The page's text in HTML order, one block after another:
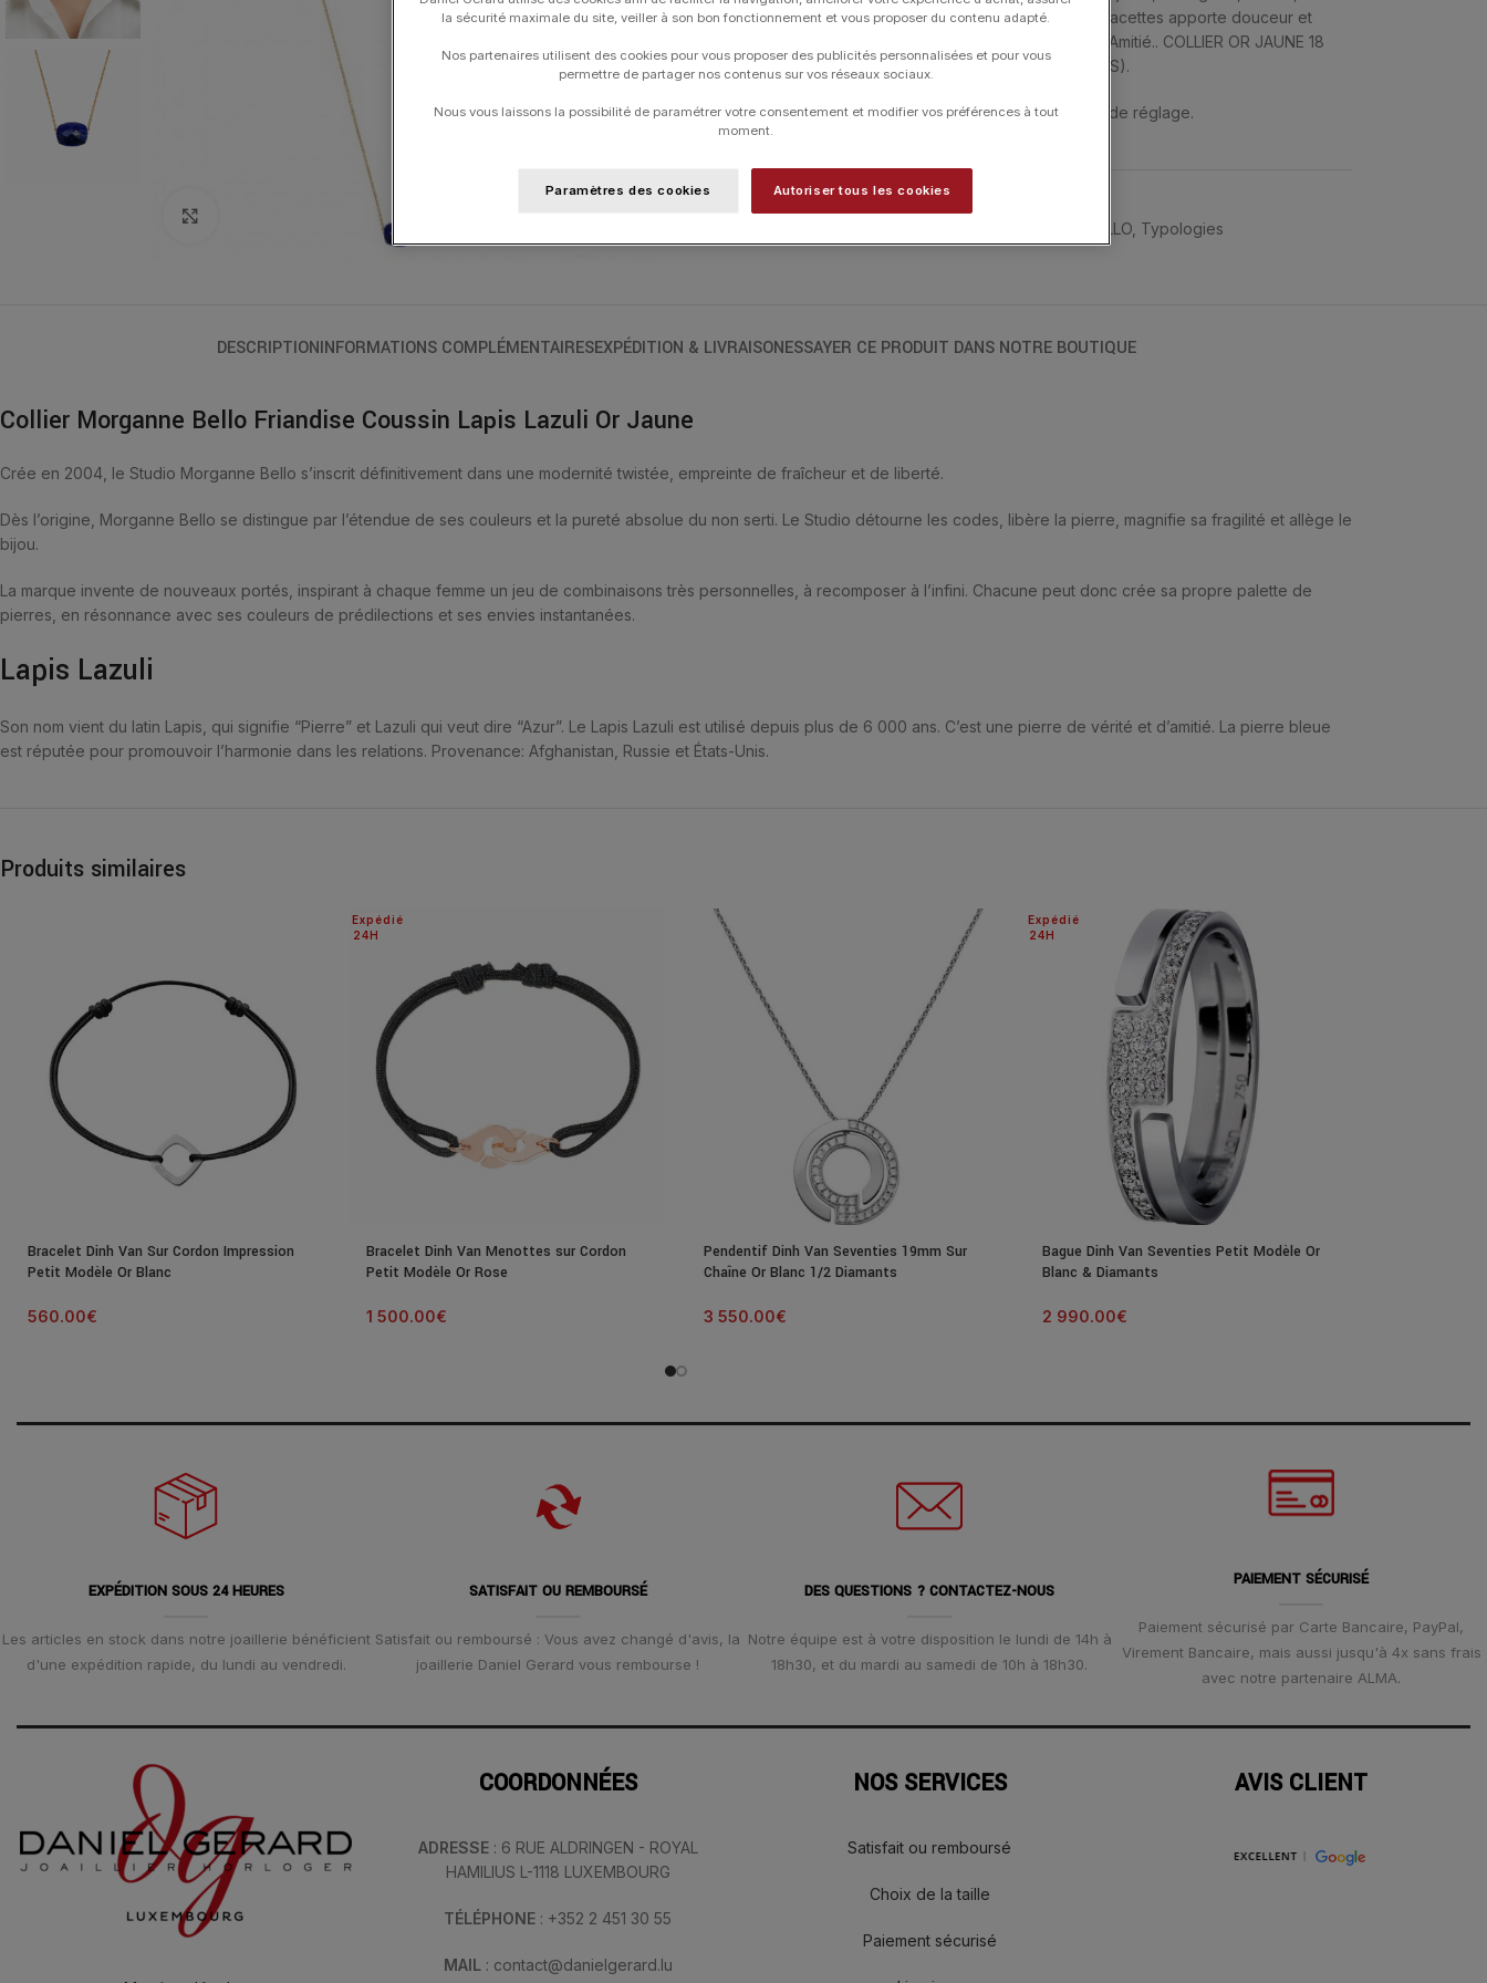
contact de la peau. La taille en « coussin » aux multiples facettes apporte douceur et
élégance. Le Lapis Lazuli est la pierre de la Vérité et de l’Amitié.. COLLIER OR JAUNE 18
CARATS ET LAPIS LAZULI MULTI-FACETTÉE (6,05 CARATS).
Les colliers ont une longueur de 42 cm et ont 3 anneaux de réglage.
MORGANNE BELLO, Typologies
DESCRIPTIONINFORMATIONS COMPLÉMENTAIRESEXPÉDITION & LIVRAISONESSAYER CE PRODUIT DANS NOTRE BOUTIQUE
Collier Morganne Bello Friandise Coussin Lapis Lazuli Or Jaune
Crée en 2004, le Studio Morganne Bello s’inscrit définitivement dans une modernité twistée, empreinte de fraîcheur et de liberté.
Dès l’origine, Morganne Bello se distingue par l’étendue de ses couleurs et la pureté absolue du non serti. Le Studio détourne les codes, libère la pierre, magnifie sa fragilité et allège le
bijou.
La marque invente de nouveaux portés, inspirant à chaque femme un jeu de combinaisons très personnelles, à recomposer à l’infini. Chacune peut donc crée sa propre palette de
pierres, en résonnance avec ses couleurs de prédilections et ses envies instantanées.
Lapis Lazuli
Son nom vient du latin Lapis, qui signifie “Pierre” et Lazuli qui veut dire “Azur”. Le Lapis Lazuli est utilisé depuis plus de 6 000 ans. C’est une pierre de vérité et d’amitié. La pierre bleue
est réputée pour promouvoir l’harmonie dans les relations. Provenance: Afghanistan, Russie et États-Unis.
Produits similaires
Bracelet Dinh Van Sur Cordon Impression
Petit Modèle Or Blanc
560.00€
24H
Expédié
Bracelet Dinh Van Menottes sur Cordon
Petit Modèle Or Rose
1 500.00€
Pendentif Dinh Van Seventies 19mm Sur
Chaîne Or Blanc 1/2 Diamants
3 550.00€
24H
Expédié
Bague Dinh Van Seventies Petit Modèle Or
Blanc & Diamants
2 990.00€
EXPÉDITION SOUS 24 HEURES
Les articles en stock dans notre joaillerie bénéficient
d'une expédition rapide, du lundi au vendredi.
SATISFAIT OU REMBOURSÉ
Satisfait ou remboursé : Vous avez changé d'avis, la
joaillerie Daniel Gerard vous rembourse !
DES QUESTIONS ? CONTACTEZ-NOUS
Notre équipe est à votre disposition le lundi de 14h à
18h30, et du mardi au samedi de 10h à 18h30.
PAIEMENT SÉCURISÉ
Paiement sécurisé par Carte Bancaire, PayPal,
Virement Bancaire, mais aussi jusqu'à 4x sans frais
avec notre partenaire ALMA.
COORDONNÉES
ADRESSE: 6 RUE ALDRINGEN - ROYAL
HAMILIUS L-1118 LUXEMBOURG
TÉLÉPHONE : +352 2 451 30 55
MAIL : contact@danielgerard.lu
NOS SERVICES
Satisfait ou remboursé
Choix de la taille
Paiement sécurisé
AVIS CLIENT
la sécurité maximale du site, veiller à son bon fonctionnement et vous proposer du contenu adapté.
Nos partenaires utilisent des cookies pour vous proposer des publicités personnalisées et pour vous
permettre de partager nos contenus sur vos réseaux sociaux.
Nous vous laissons la possibilité de paramétrer votre consentement et modifier vos préférences à tout
moment.
Paramètres des cookies Autoriser tous les cookies